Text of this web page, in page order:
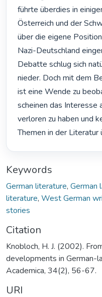
führte überdies in
Österreich und der
über die eigene
Nazi-Deutschland
Debatte schlug sich
nieder. Doch mit dem
ist eine Wende zu
scheinen das Interesse
verloren zu haben und
Themen in der Literatur
Keywords
German literature, German
literature, West German
stories
Citation
Knobloch, H. J. (2002).
developments in German-
Academica, 34(2), 56-67.
URI